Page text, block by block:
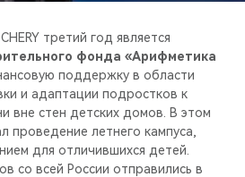
третий год является
фонда «Арифметика
поддержку в области
и адаптации подростков к
вне стен детских домов. В этом
летнего кампуса,
для отличившихся детей.
со всей России отправились в